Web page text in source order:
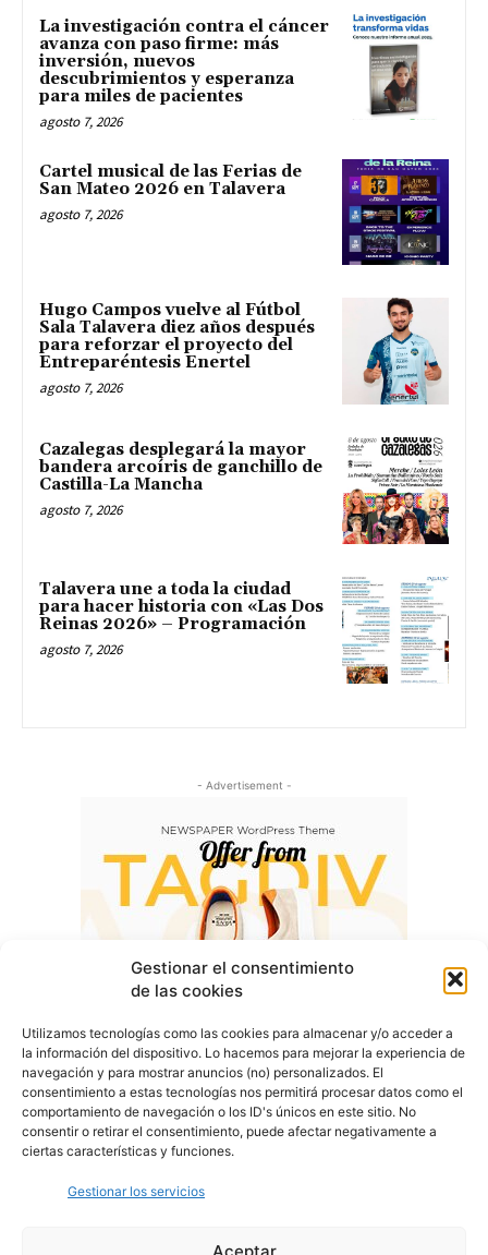
Gestionar el consentimiento
de las cookies
Utilizamos tecnologías como las cookies para almacenar y/o acceder a
la información del dispositivo. Lo hacemos para mejorar la experiencia de
navegación y para mostrar anuncios (no) personalizados. El
consentimiento a estas tecnologías nos permitirá procesar datos como el
comportamiento de navegación o los ID's únicos en este sitio. No
consentir o retirar el consentimiento, puede afectar negativamente a
ciertas características y funciones.
Gestionar los servicios
Aceptar
La investigación contra el cáncer
avanza con paso firme: más
inversión, nuevos
descubrimientos y esperanza
para miles de pacientes
agosto 7, 2026
Cartel musical de las Ferias de
San Mateo 2026 en Talavera
agosto 7, 2026
Hugo Campos vuelve al Fútbol
Sala Talavera diez años después
para reforzar el proyecto del
Entreparéntesis Enertel
agosto 7, 2026
Cazalegas desplegará la mayor
bandera arcoíris de ganchillo de
Castilla-La Mancha
agosto 7, 2026
Talavera une a toda la ciudad
para hacer historia con «Las Dos
Reinas 2026» – Programación
agosto 7, 2026
- Advertisement -